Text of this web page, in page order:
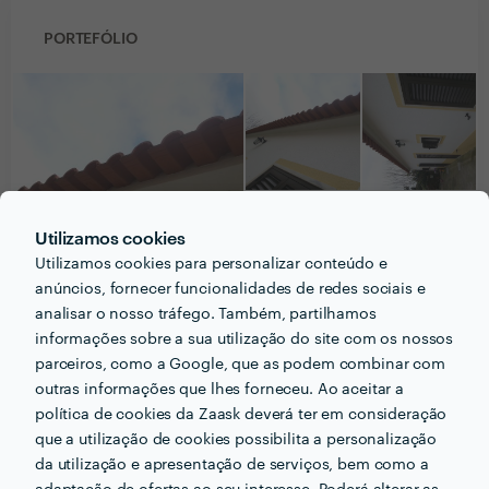
Utilizamos cookies
Utilizamos cookies para personalizar conteúdo e
anúncios, fornecer funcionalidades de redes sociais e
analisar o nosso tráfego. Também, partilhamos
informações sobre a sua utilização do site com os nossos
parceiros, como a Google, que as podem combinar com
outras informações que lhes forneceu. Ao aceitar a
política de cookies da Zaask deverá ter em consideração
que a utilização de cookies possibilita a personalização
da utilização e apresentação de serviços, bem como a
PORTEFÓLIO
Em que informações deve um ou uma cliente pensar
acerca do projecto que quer realizar antes de falar